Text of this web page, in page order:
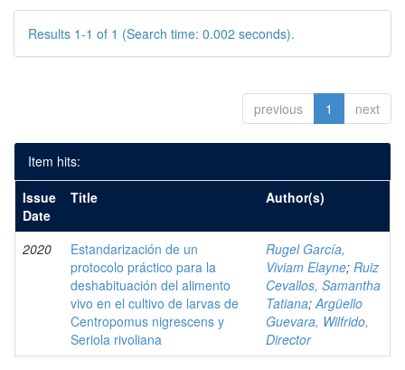
Results 1-1 of 1 (Search time: 0.002 seconds).
previous 1 next
Item hits:
Issue
Date
Title Author(s)
2020
Estandarización de un
protocolo práctico para la
deshabituación del alimento
vivo en el cultivo de larvas de
Centropomus nigrescens y
Seriola rivoliana
Rugel García,
Viviam Elayne; Ruiz
Cevallos, Samantha
Tatiana;Argüello
Guevara, Wilfrido,
Director